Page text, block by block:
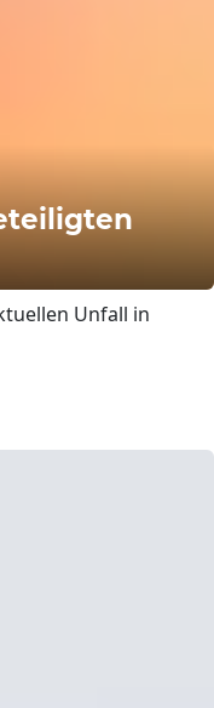
Unfall in